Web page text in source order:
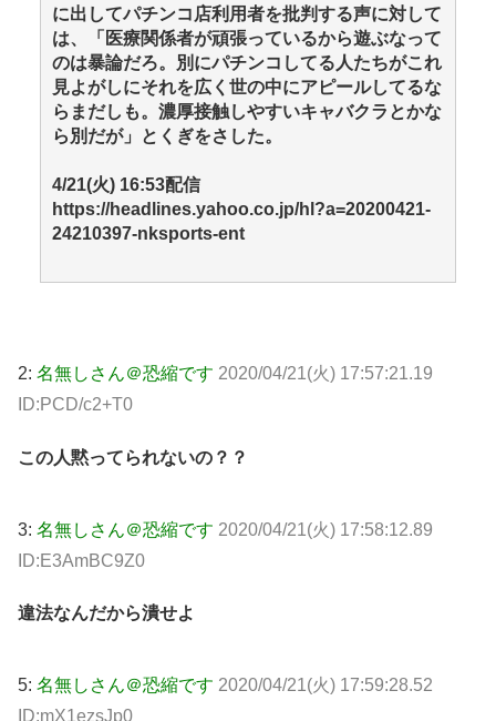
に出してパチンコ店利用者を批判する声に対して
は、「医療関係者が頑張っているから遊ぶなって
のは暴論だろ。別にパチンコしてる人たちがこれ
見よがしにそれを広く世の中にアピールしてるな
らまだしも。濃厚接触しやすいキャバクラとかな
ら別だが」とくぎをさした。
4/21(火) 16:53配信
https://headlines.yahoo.co.jp/hl?a=20200421-
24210397-nksports-ent
2: 名無しさん＠恐縮です 2020/04/21(火) 17:57:21.19
ID:PCD/c2+T0
この人黙ってられないの？？
3: 名無しさん＠恐縮です 2020/04/21(火) 17:58:12.89
ID:E3AmBC9Z0
違法なんだから潰せよ
5: 名無しさん＠恐縮です 2020/04/21(火) 17:59:28.52
ID:mX1ezsJp0